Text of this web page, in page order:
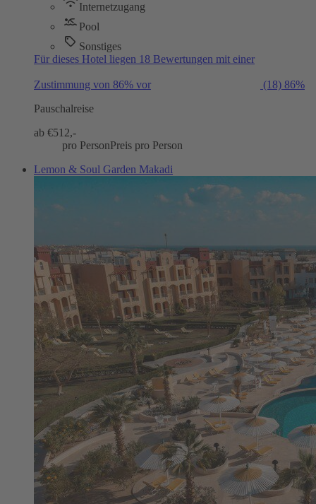
Internetzugang
Pool
Sonstiges
Für dieses Hotel liegen 18 Bewertungen mit einer
Zustimmung von 86% vor (18) 86%
Pauschalreise
ab €512,-
pro PersonPreis pro Person
Lemon & Soul Garden Makadi